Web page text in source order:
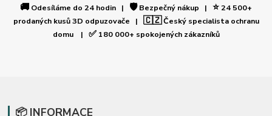
🚚 Odesíláme do 24 hodin | 🛡️Bezpečný nákup | ⭐24 500+
prodaných kusů 3D odpuzovače | 🇨🇿Český specialista ochranu
domu | ✅180 000+ spokojených zákazníků
📦 INFORMACE